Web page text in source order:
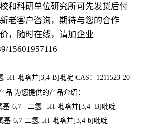
和科研单位研究所可先发货后付
老客户咨询，期待与您的合作
，随时在线，请加企业
15601957116
-5H-吡咯并[3,4-B]吡啶 CAS：1211523-20-
品 为您提供的产品介绍 ：
基-6,7 - 二氢- 5H-吡咯并[3,4- B]吡啶
基-6,7-二氢-5H-吡咯并[3,4-b]吡啶